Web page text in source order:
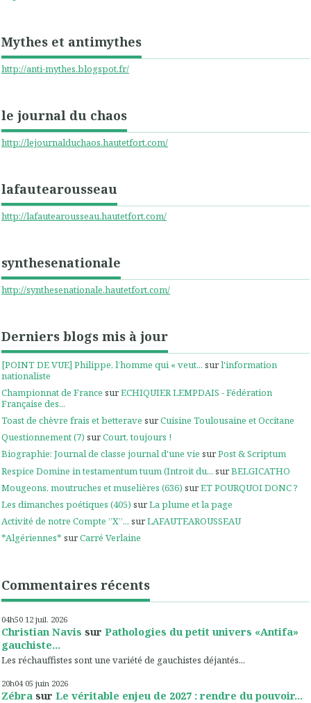
Mythes et antimythes
http://anti-mythes.blogspot.fr/
le journal du chaos
http://lejournalduchaos.hautetfort.com/
lafautearousseau
http://lafautearousseau.hautetfort.com/
synthesenationale
http://synthesenationale.hautetfort.com/
Derniers blogs mis à jour
[POINT DE VUE] Philippe, l’homme qui « veut... surl'information
nationaliste
Championnat de France surECHIQUIER LEMPDAIS - Fédération
Française des...
Toast de chèvre frais et betterave surCuisine Toulousaine et Occitane
Questionnement (7) surCourt, toujours !
Biographie: Journal de classe journal d'une vie surPost & Scriptum
Respice Domine in testamentum tuum (Introit du... surBELGICATHO
Mougeons, moutruches et muselières (636) surET POURQUOI DONC ?
Les dimanches poétiques (405) surLa plume et la page
Activité de notre Compte ”X”... surLAFAUTEAROUSSEAU
*Algériennes* surCarré Verlaine
Commentaires récents
04h50 12 juil. 2026
Christian Navis sur Pathologies du petit univers «Antifa»
gauchiste...
Les réchauffistes sont une variété de gauchistes déjantés...
20h04 05 juin 2026
Zébra sur Le véritable enjeu de 2027 : rendre du pouvoir...